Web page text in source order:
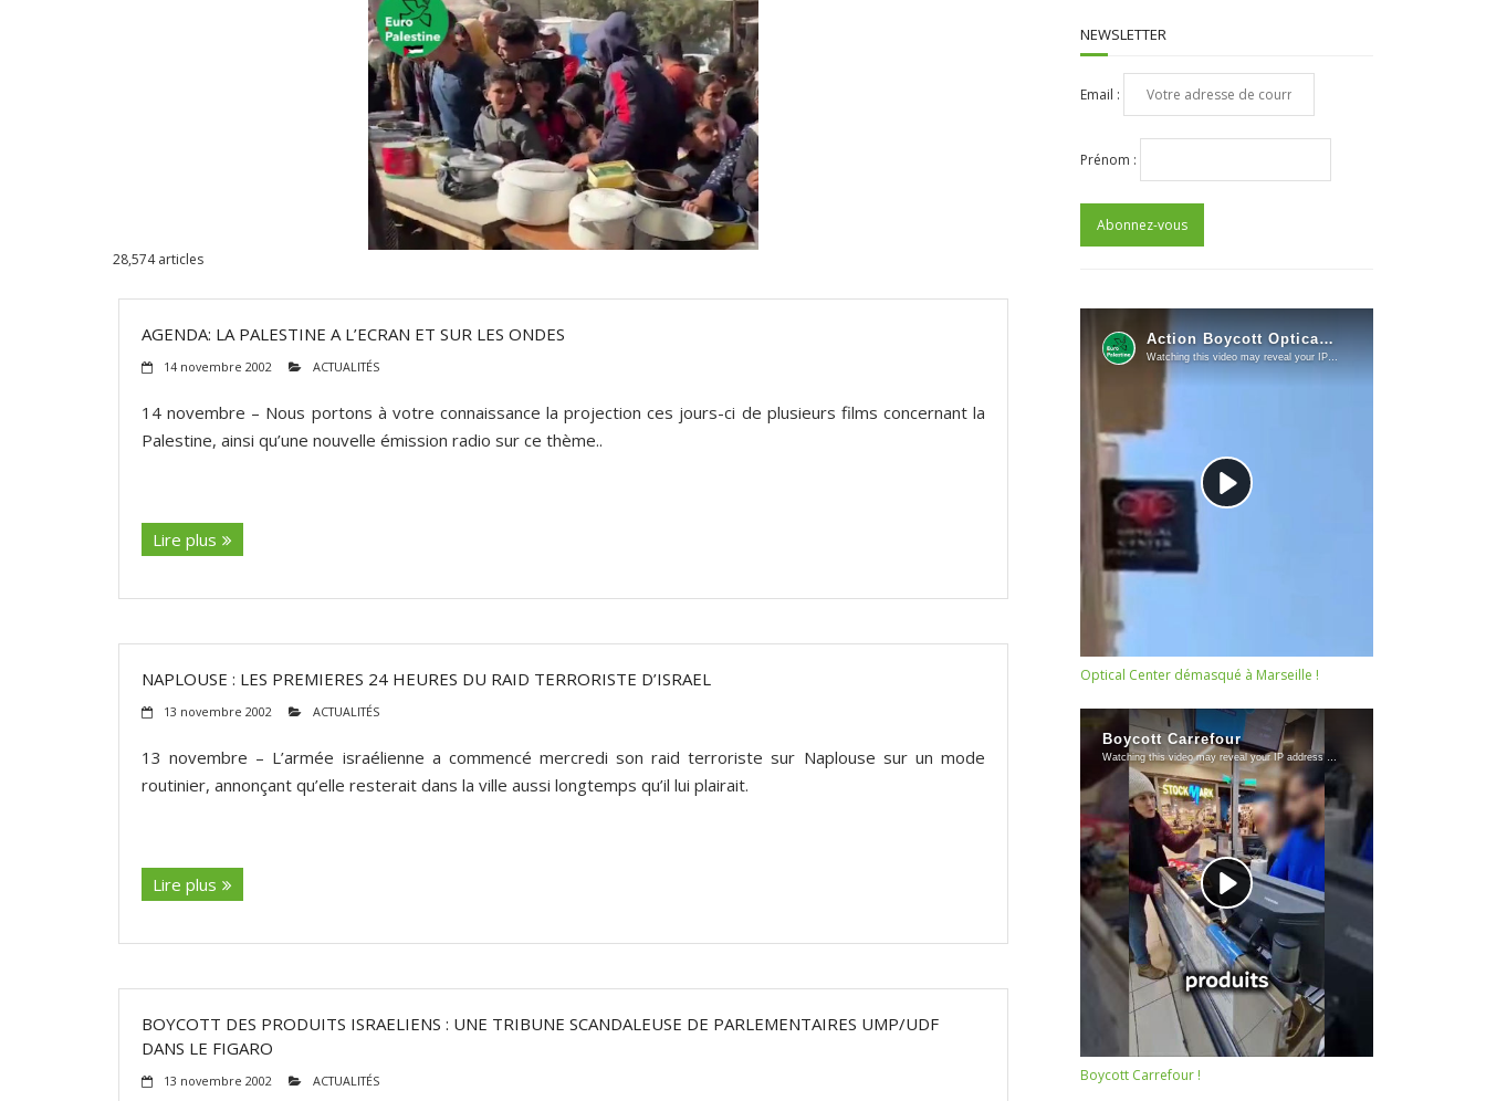
28,574articles
AGENDA: LA PALESTINE A L’ECRAN ET SUR LES ONDES
14 novembre 2002 ACTUALITÉS
14 novembre – Nous portons à votre connaissance la projection ces jours-ci de plusieurs films concernant la
Palestine, ainsi qu’une nouvelle émission radio sur ce thème..
Lire plus
NAPLOUSE : LES PREMIERES 24 HEURES DU RAID TERRORISTE D’ISRAEL
13 novembre 2002 ACTUALITÉS
13 novembre – L’armée israélienne a commencé mercredi son raid terroriste sur Naplouse sur un mode
routinier, annonçant qu’elle resterait dans la ville aussi longtemps qu’il lui plairait.
Lire plus
BOYCOTT DES PRODUITS ISRAELIENS : UNE TRIBUNE SCANDALEUSE DE PARLEMENTAIRES UMP/UDF
DANS LE FIGARO
13 novembre 2002 ACTUALITÉS
NEWSLETTER
Email :
Prénom :
Optical Center démasqué à Marseille !
Boycott Carrefour !